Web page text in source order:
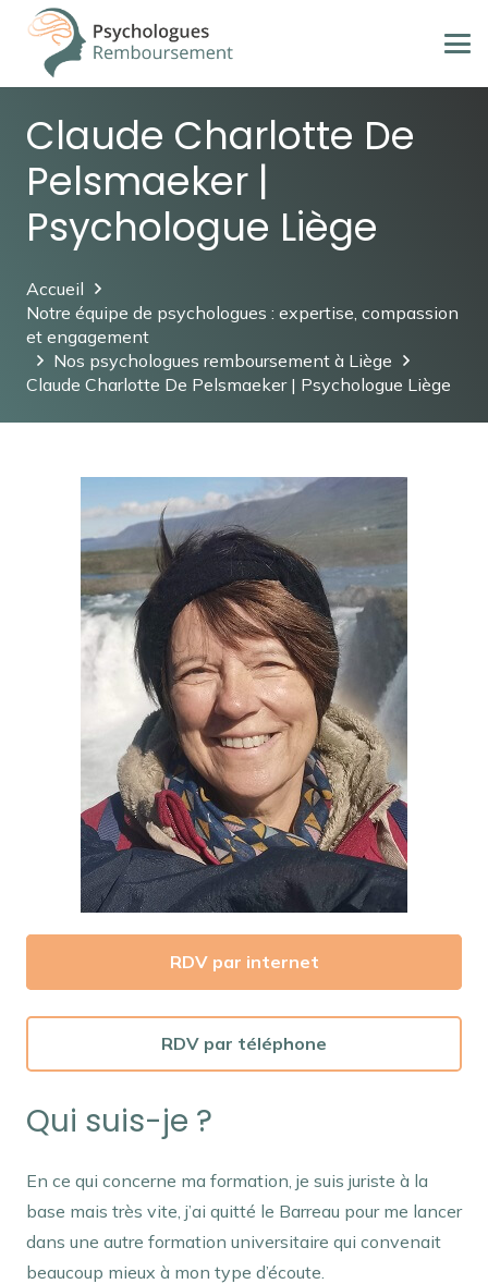
Claude Charlotte De
Pelsmaeker |
Psychologue Liège
Accueil
Notre équipe de psychologues : expertise, compassion
et engagement
Nos psychologues remboursement à Liège
Claude Charlotte De Pelsmaeker | Psychologue Liège
RDV par internet
RDV par téléphone
Qui suis-je ?
En ce qui concerne ma formation, je suis juriste à la
base mais très vite, j’ai quitté le Barreau pour me lancer
dans une autre formation universitaire qui convenait
beaucoup mieux à mon type d’écoute.